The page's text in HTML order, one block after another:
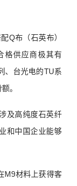
Q布（石英布）
格供应商极其有
、台光电的TU系
。
及高纯度石英纤
和中国企业能够
M9材料上获得客